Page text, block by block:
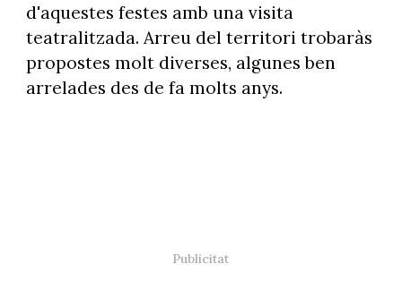
d'aquestes festes amb una visita
teatralitzada. Arreu del territori trobaràs
propostes molt diverses, algunes ben
arrelades des de fa molts anys.